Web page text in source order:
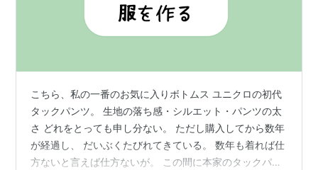
こちら、私の一番のお気に入りボトムス ユニクロの初代
タックパンツ。 生地の落ち感・シルエット・パンツの太
さ どれをとっても申し分ない。 ただし購入してから数年
が経過し、 だいぶくたびれてきている。 数年も着れば仕
方ないと言えば仕方ないが。 この間に本家のタックパン